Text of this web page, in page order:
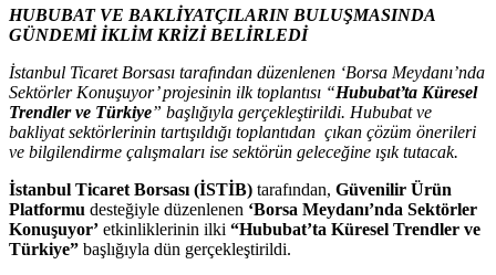
HUBUBAT VE BAKLİYATÇILARIN BULUŞMASINDA
GÜNDEMİ İKLİM KRİZİ BELİRLEDİ
İstanbul Ticaret Borsası tarafından düzenlenen ‘Borsa Meydanı’nda
Sektörler Konuşuyor’ projesinin ilk toplantısı “Hububat’ta Küresel
Trendler ve Türkiye” başlığıyla gerçekleştirildi. Hububat ve
bakliyat sektörlerinin tartışıldığı toplantıdan çıkan çözüm önerileri
ve bilgilendirme çalışmaları ise sektörün geleceğine ışık tutacak.
İstanbul Ticaret Borsası (İSTİB) tarafından, Güvenilir Ürün
Platformu desteğiyle düzenlenen ‘Borsa Meydanı’nda Sektörler
Konuşuyor’ etkinliklerinin ilki “Hububat’ta Küresel Trendler ve
Türkiye” başlığıyla dün gerçekleştirildi.